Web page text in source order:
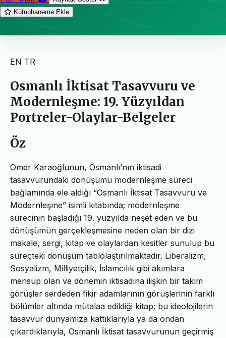
Kütüphaneme Ekle
EN TR
Osmanlı İktisat Tasavvuru ve
Modernleşme: 19. Yüzyıldan
Portreler-Olaylar-Belgeler
Öz
Ömer Karaoğlunun, Osmanlı’nın iktisadi
tasavvurundaki dönüşümü modernleşme süreci
bağlamında ele aldığı “Osmanlı İktisat Tasavvuru ve
Modernleşme” isimli kitabında; modernleşme
sürecinin başladığı 19. yüzyılda neşet eden ve bu
dönüşümün gerçekleşmesine neden olan bir dizi
makale, sergi, kitap ve olaylardan kesitler sunulup bu
süreçteki dönüşüm tablolaştırılmaktadır. Liberalizm,
Sosyalizm, Milliyetçilik, İslamcılık gibi akımlara
mensup olan ve dönemin iktisadına ilişkin bir takım
görüşler serdeden fikir adamlarının görüşlerinin farklı
bölümler altında mütalaa edildiği kitap; bu ideolojilerin
tasavvur dünyamıza kattıklarıyla ya da ondan
çıkardıklarıyla, Osmanlı İktisat tasavvurunun geçirmiş